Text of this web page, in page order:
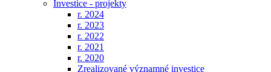
Investice - projekty
r. 2024
r. 2023
r. 2022
r. 2021
r. 2020
Zrealizované významné investice